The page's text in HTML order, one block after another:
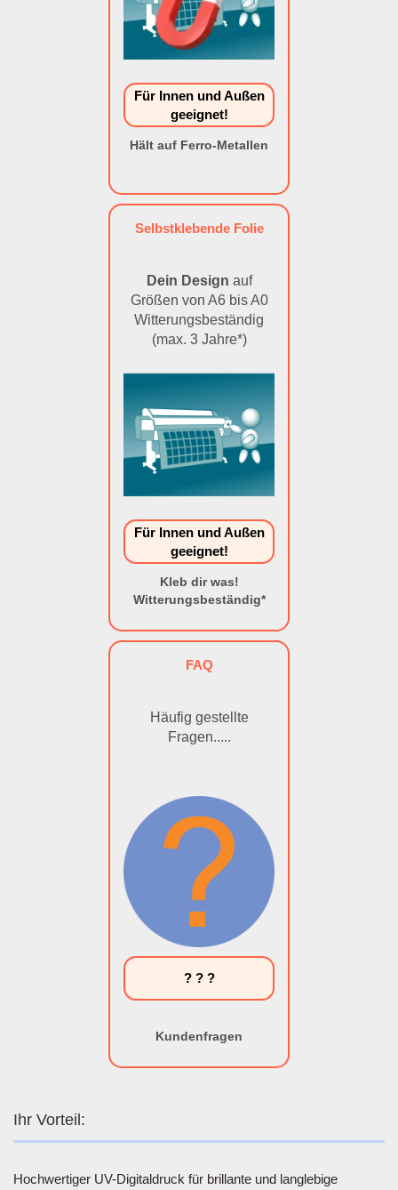
Für Innen und Außen
geeignet!
Hält auf Ferro-Metallen
Selbstklebende Folie
Dein Design auf
Größen von A6 bis A0
Witterungsbeständig
(max. 3 Jahre*)
Für Innen und Außen
geeignet!
Kleb dir was!
Witterungsbeständig*
FAQ
Häufig gestellte
Fragen.....
? ? ?
Kundenfragen
Ihr Vorteil:
Hochwertiger UV-Digitaldruck für brillante und langlebige